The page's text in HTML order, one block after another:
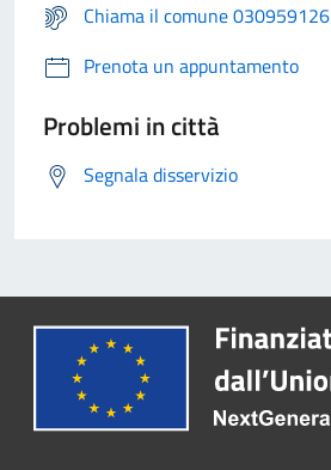
Chiama il comune 030959126
Prenota un appuntamento
Problemi in città
Segnala disservizio